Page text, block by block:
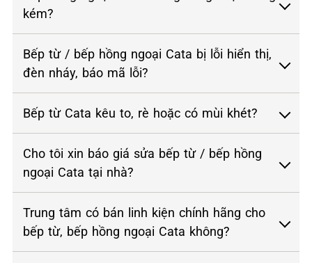
kém?
Bếp từ / bếp hồng ngoại Cata bị lỗi hiển thị,
đèn nháy, báo mã lỗi?
Bếp từ Cata kêu to, rè hoặc có mùi khét?
Cho tôi xin báo giá sửa bếp từ / bếp hồng
ngoại Cata tại nhà?
Trung tâm có bán linh kiện chính hãng cho
bếp từ, bếp hồng ngoại Cata không?